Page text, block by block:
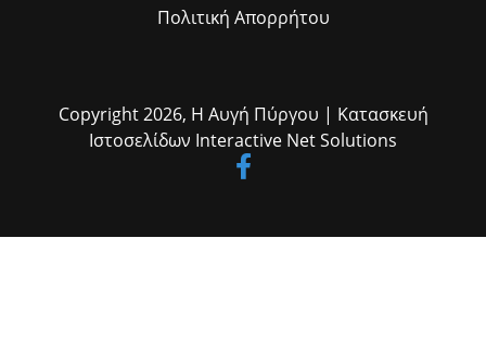
Πολιτική Απορρήτου
Copyright 2026, Η Αυγή Πύργου | Κατασκευή
Ιστοσελίδων Interactive Net Solutions